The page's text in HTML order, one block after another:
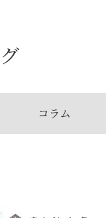
コラム